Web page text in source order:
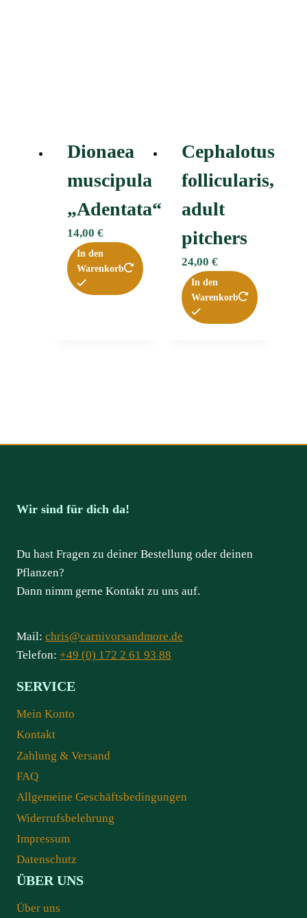
Dionaea
muscipula
„Adentata“ﾠ
14,00 €
In den
Warenkorb
Cephalotus
follicularis,
adult
pitchers
24,00 €
In den
Warenkorb
Wir sind für dich da!
Du hast Fragen zu deiner Bestellung oder deinen
Pflanzen?
Dann nimm gerne Kontakt zu uns auf.
Mail: chris@carnivorsandmore.de
Telefon: +49 (0) 172 2 61 93 88
SERVICE
Mein Konto
Kontakt
Zahlung & Versand
FAQ
Allgemeine Geschäftsbedingungen
Widerrufsbelehrung
Impressum
Datenschutz
ÜBER UNS
Über uns